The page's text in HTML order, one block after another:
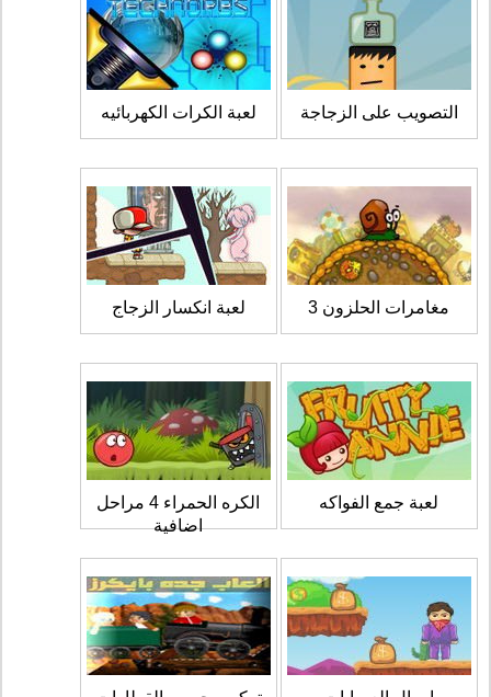
التصويب على الزجاجة لعبة الكرات الكهربائيه
مغامرات الحلزون 3 لعبة انكسار الزجاج
لعبة جمع الفواكه
الكره الحمراء 4 مراحل
اضافية